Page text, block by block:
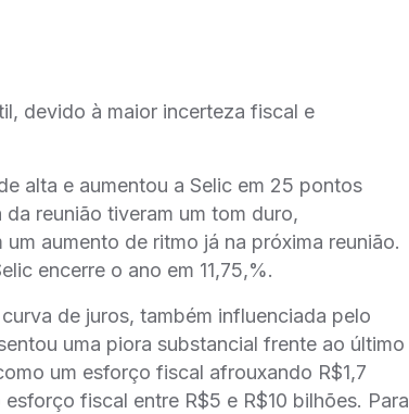
devido à maior incerteza fiscal e
alta e aumentou a Selic em 25 pontos
reunião tiveram um tom duro,
aumento de ritmo já na próxima reunião.
encerre o ano em 11,75,%.
de juros, também influenciada pelo
uma piora substancial frente ao último
um esforço fiscal afrouxando R$1,7
fiscal entre R$5 e R$10 bilhões. Para